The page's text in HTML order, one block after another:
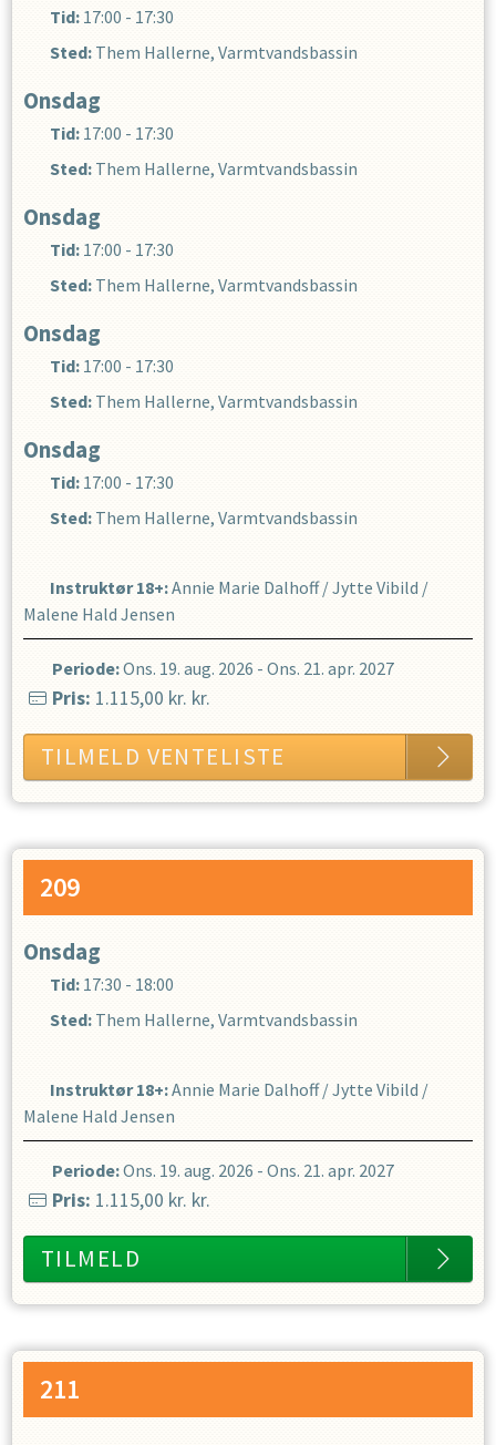
Tid: 17:00 - 17:30
Sted: Them Hallerne, Varmtvandsbassin
Onsdag
Tid: 17:00 - 17:30
Sted: Them Hallerne, Varmtvandsbassin
Onsdag
Tid: 17:00 - 17:30
Sted: Them Hallerne, Varmtvandsbassin
Onsdag
Tid: 17:00 - 17:30
Sted: Them Hallerne, Varmtvandsbassin
Onsdag
Tid: 17:00 - 17:30
Sted: Them Hallerne, Varmtvandsbassin
Instruktør 18+:Annie Marie Dalhoff /Jytte Vibild /
Malene Hald Jensen
Periode:Ons. 19. aug. 2026 - Ons. 21. apr. 2027
Pris: 1.115,00 kr. kr.
TILMELD VENTELISTE
209
Onsdag
Tid: 17:30 - 18:00
Sted: Them Hallerne, Varmtvandsbassin
Instruktør 18+:Annie Marie Dalhoff /Jytte Vibild /
Malene Hald Jensen
Periode:Ons. 19. aug. 2026 - Ons. 21. apr. 2027
Pris: 1.115,00 kr. kr.
TILMELD
211